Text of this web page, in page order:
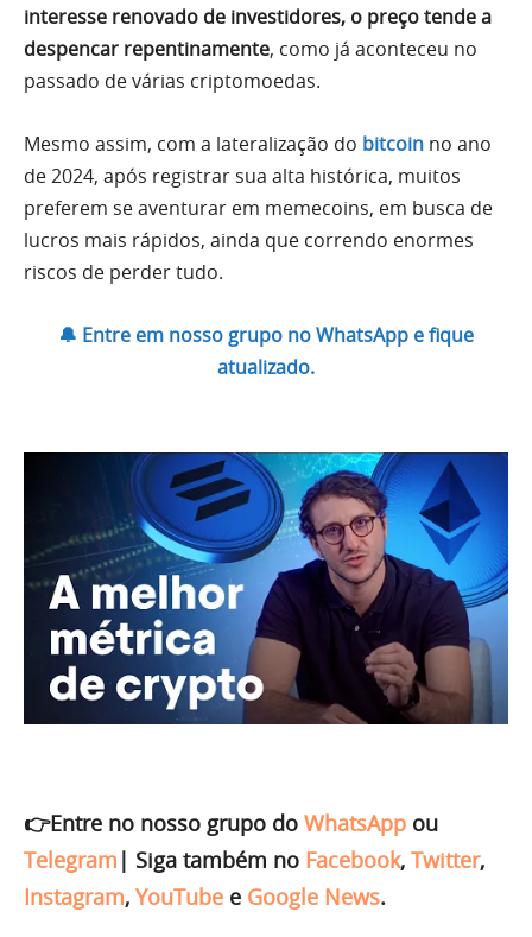
interesse renovado de investidores, o preço tende a
despencar repentinamente, como já aconteceu no
passado de várias criptomoedas.
Mesmo assim, com a lateralização do bitcoin no ano
de 2024, após registrar sua alta histórica, muitos
preferem se aventurar em memecoins, em busca de
lucros mais rápidos, ainda que correndo enormes
riscos de perder tudo.
🔔 Entre em nosso grupo no WhatsApp e fique
atualizado.
👉Entre no nosso grupo do WhatsApp ou
Telegram | Siga também no Facebook, Twitter,
Instagram, YouTube e Google News.